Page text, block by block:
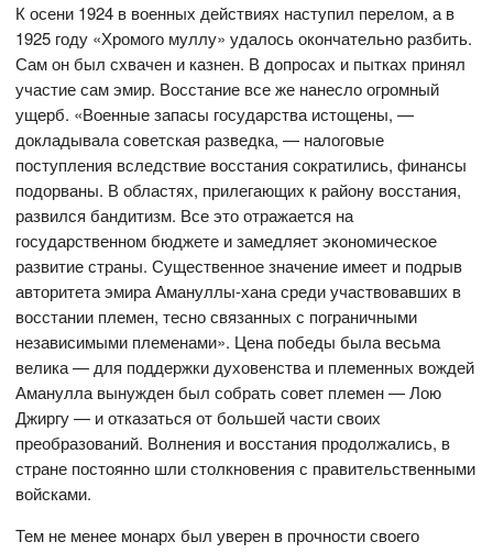
К осени 1924 в военных действиях наступил перелом, а в
1925 году «Хромого муллу» удалось окончательно разбить.
Сам он был схвачен и казнен. В допросах и пытках принял
участие сам эмир. Восстание все же нанесло огромный
ущерб. «Военные запасы государства истощены, —
докладывала советская разведка, — налоговые
поступления вследствие восстания сократились, финансы
подорваны. В областях, прилегающих к району восстания,
развился бандитизм. Все это отражается на
государственном бюджете и замедляет экономическое
развитие страны. Существенное значение имеет и подрыв
авторитета эмира Амануллы-хана среди участвовавших в
восстании племен, тесно связанных с пограничными
независимыми племенами». Цена победы была весьма
велика — для поддержки духовенства и племенных вождей
Аманулла вынужден был собрать совет племен — Лою
Джиргу — и отказаться от большей части своих
преобразований. Волнения и восстания продолжались, в
стране постоянно шли столкновения с правительственными
войсками.
Тем не менее монарх был уверен в прочности своего